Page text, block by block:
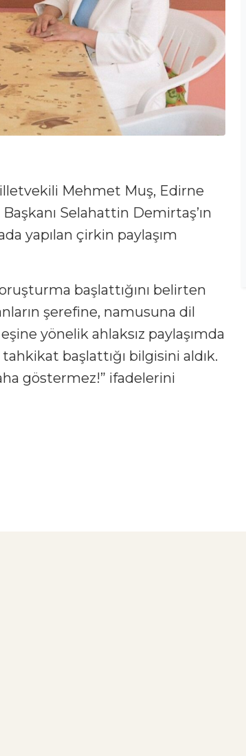
Mehmet Muş, Edirne
Selahattin Demirtaş’ın
yapılan çirkin paylaşım
başlattığını belirten
şerefine, namusuna dil
yönelik ahlaksız paylaşımda
başlattığı bilgisini aldık.
göstermez!” ifadelerini